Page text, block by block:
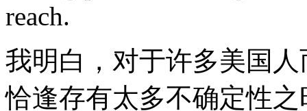
reach.
我明白，对于许多美国
恰逢存有太多不确定性